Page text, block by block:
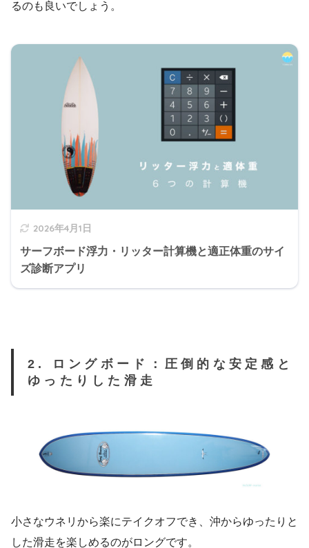
るのも良いでしょう。
2026年4月1日
サーフボード浮力・リッター計算機と適正体重のサイ
ズ診断アプリ
2. ロングボード：圧倒的な安定感と
ゆったりした滑走
小さなウネリから楽にテイクオフでき、沖からゆったりと
した滑走を楽しめるのがロングです。